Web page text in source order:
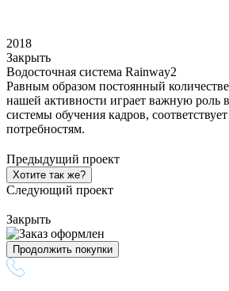
2018
Закрыть
Водосточная система Rainway2
Равным образом постоянный
нашей активности играет важную роль
системы обучения кадров,
потребностям.
Предыдущий проект
Хотите так же?
Следующий проект
Закрыть
Продолжить покупки